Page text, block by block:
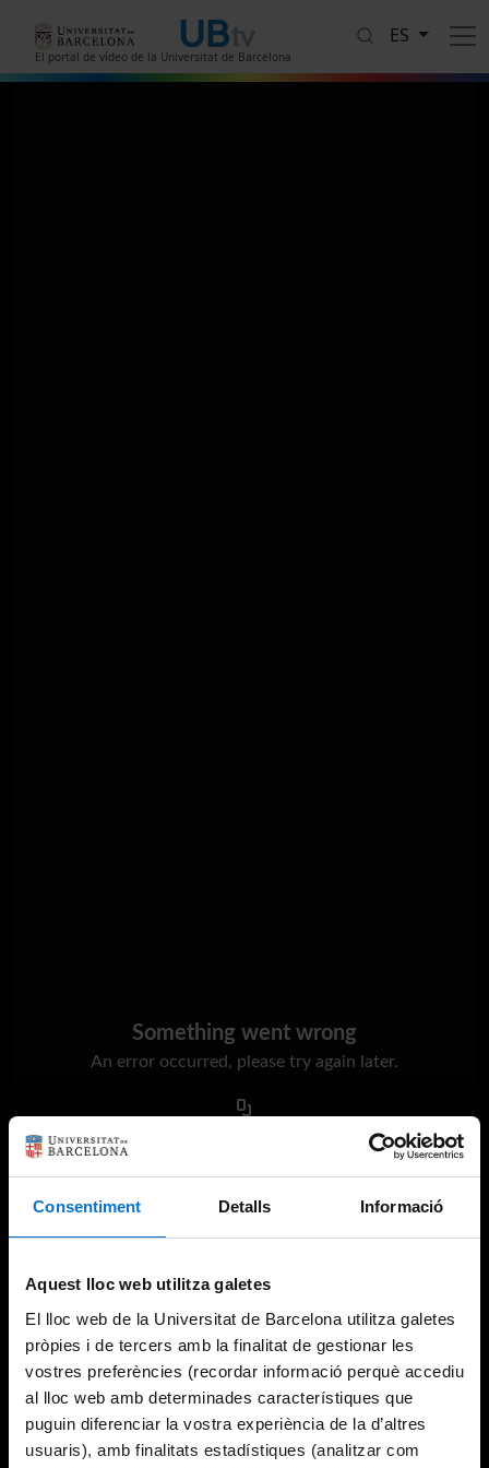
Consentiment Detalls Informació
Aquest lloc web utilitza galetes
El lloc web de la Universitat de Barcelona utilitza galetes
pròpies i de tercers amb la finalitat de gestionar les
vostres preferències (recordar informació perquè accediu
al lloc web amb determinades característiques que
puguin diferenciar la vostra experiència de la d’altres
usuaris), amb finalitats estadístiques (analitzar com
El portal de vídeo de la Universitat de Barcelona
ES
Something went wrong
An error occurred, please try again later.